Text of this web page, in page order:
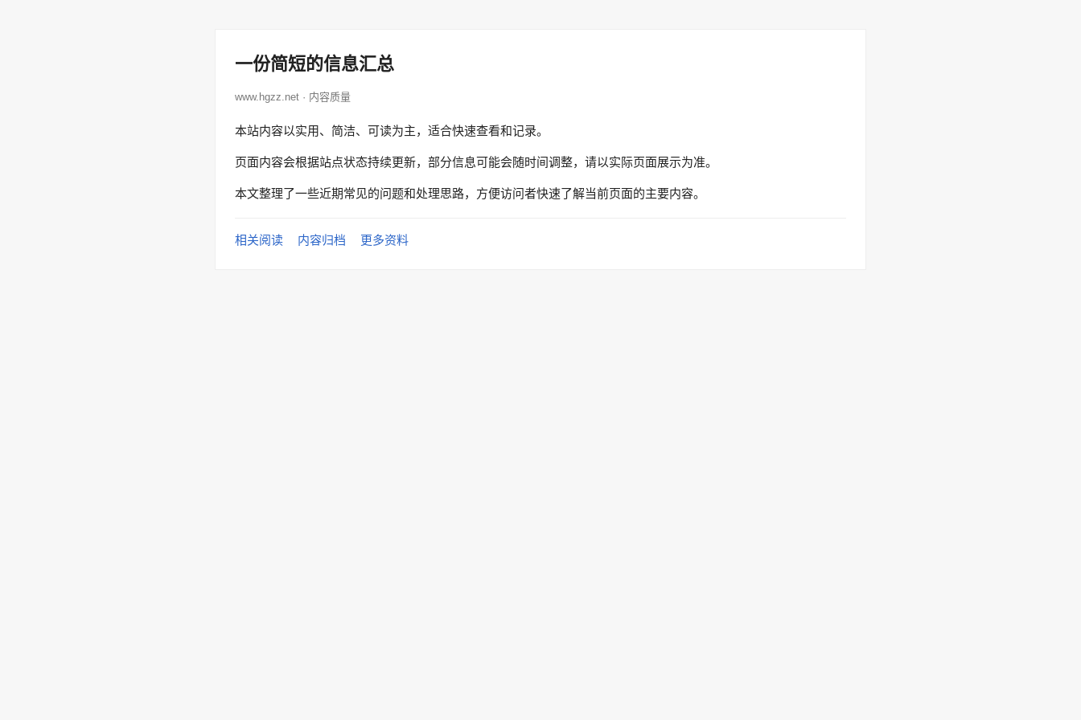
一份简短的信息汇总
www.hgzz.net · 内容质量
本站内容以实用、简洁、可读为主，适合快速查看和记录。
页面内容会根据站点状态持续更新，部分信息可能会随时间调整，请以实际页面展示为准。
本文整理了一些近期常见的问题和处理思路，方便访问者快速了解当前页面的主要内容。
相关阅读 内容归档 更多资料